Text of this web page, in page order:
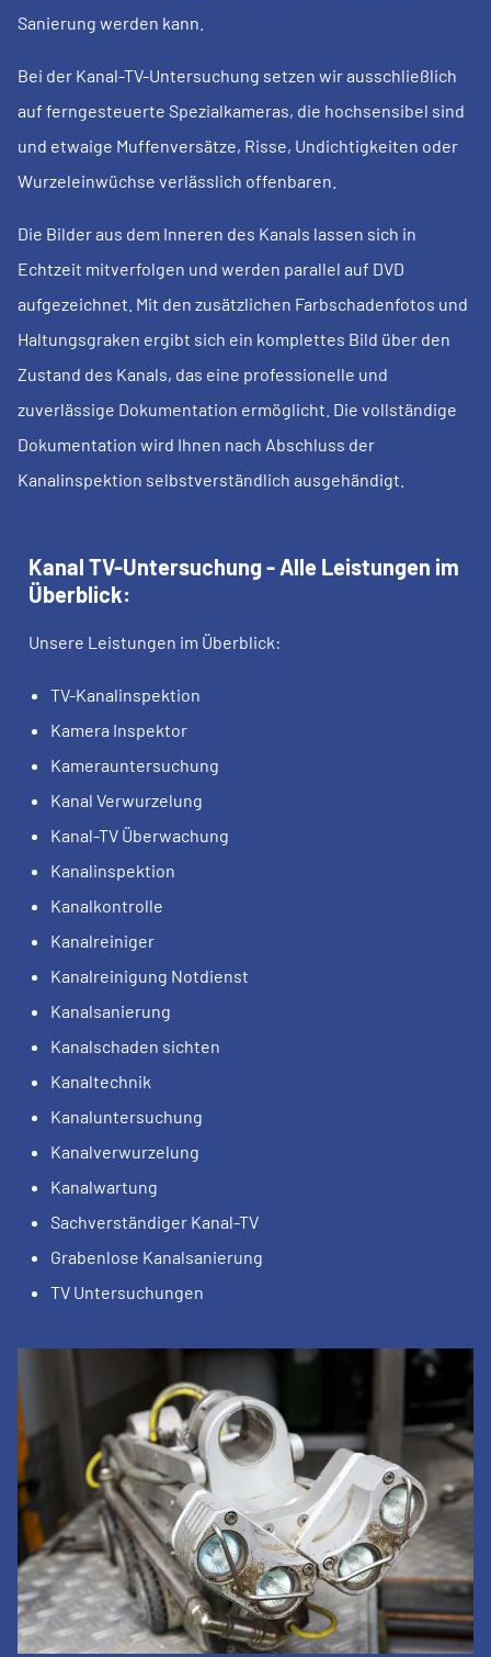
Sanierung werden kann.
Bei der Kanal-TV-Untersuchung setzen wir ausschließlich
auf ferngesteuerte Spezialkameras, die hochsensibel sind
und etwaige Muffenversätze, Risse, Undichtigkeiten oder
Wurzeleinwüchse verlässlich offenbaren.
Die Bilder aus dem Inneren des Kanals lassen sich in
Echtzeit mitverfolgen und werden parallel auf DVD
aufgezeichnet. Mit den zusätzlichen Farbschadenfotos und
Haltungsgraken ergibt sich ein komplettes Bild über den
Zustand des Kanals, das eine professionelle und
zuverlässige Dokumentation ermöglicht. Die vollständige
Dokumentation wird Ihnen nach Abschluss der
Kanalinspektion selbstverständlich ausgehändigt.
Kanal TV-Untersuchung - Alle Leistungen im
Überblick:
Unsere Leistungen im Überblick:
TV-Kanalinspektion
Kamera Inspektor
Kamerauntersuchung
Kanal Verwurzelung
Kanal-TV Überwachung
Kanalinspektion
Kanalkontrolle
Kanalreiniger
Kanalreinigung Notdienst
Kanalsanierung
Kanalschaden sichten
Kanaltechnik
Kanaluntersuchung
Kanalverwurzelung
Kanalwartung
Sachverständiger Kanal-TV
Grabenlose Kanalsanierung
TV Untersuchungen